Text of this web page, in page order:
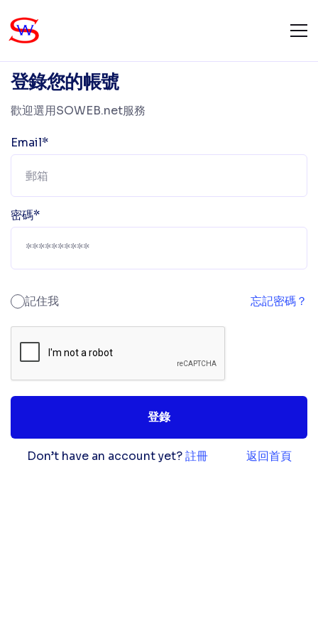
登錄您的帳號
歡迎選用SOWEB.net服務
Email*
密碼*
記住我 忘記密碼？
登錄
Don’t have an account yet?註冊 返回首頁